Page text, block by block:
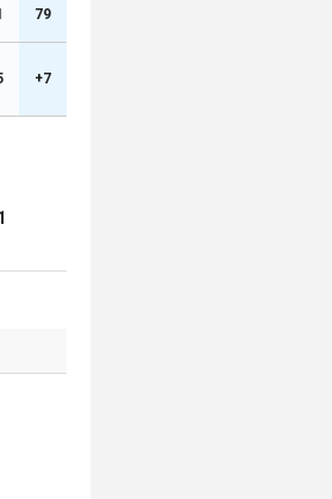
79
+7